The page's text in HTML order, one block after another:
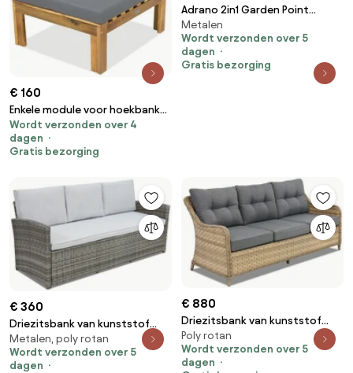
€ 160
Enkele module voor hoekbank
Brunei Garden Point acacia
Wordt verzonden over 4
dagen
Gratis bezorging
Adrano 2in1 Garden Point
tuinset antraciet
Metalen
Wordt verzonden over 5
dagen
Gratis bezorging
€ 360
Driezitsbank van kunststof
rotan Monaco Garden Point
grijs
Metalen, poly rotan
Wordt verzonden over 5
dagen
€ 880
Driezitsbank van kunststof
rotan Toledo Garden Point
cappuccino
Poly rotan
Wordt verzonden over 5
dagen